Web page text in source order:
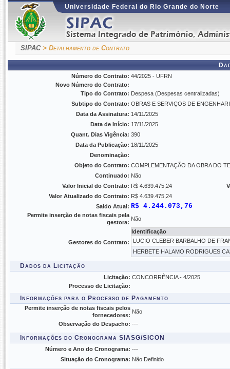
Universidade Federal do Rio Grande do Norte
SIPAC> Detalhamento de Contrato
Número do Contrato: 44/2025 - UFRN
Novo Número do Contrato:
Tipo do Contrato: Despesa (Despesas centralizadas)
Subtipo do Contrato: OBRAS E SERVIÇOS DE
Data da Assinatura: 14/11/2025
Data de Início: 17/11/2025
Quant. Dias Vigência: 390
Data da Publicação: 18/11/2025
Denominação:
Objeto do Contrato: COMPLEMENTAÇÃO DA OBRA DO
Continuado: Não
Valor Inicial do Contrato: R$ 4.639.475,24
Valor Atualizado do Contrato: R$ 4.639.475,24
Saldo Atual: R$ 4.244.073,76
Permite inserção de notas fiscais pela
gestora:
Não
Gestores do Contrato:
Identificação
LUCIO CLEBER BARBALHO DE
HERBETE HALAMO RODRIGUES
Dados da Licitação
Licitação: CONCORRÊNCIA - 4/2025
Processo de Licitação:
Informações para o Processo de Pagamento
Permite inserção de notas fiscais pelos
fornecedores:
Não
Observação do Despacho: ---
Informações do Cronograma SIASG/SICON
Número e Ano do Cronograma: ---
Situação do Cronograma: Não Definido